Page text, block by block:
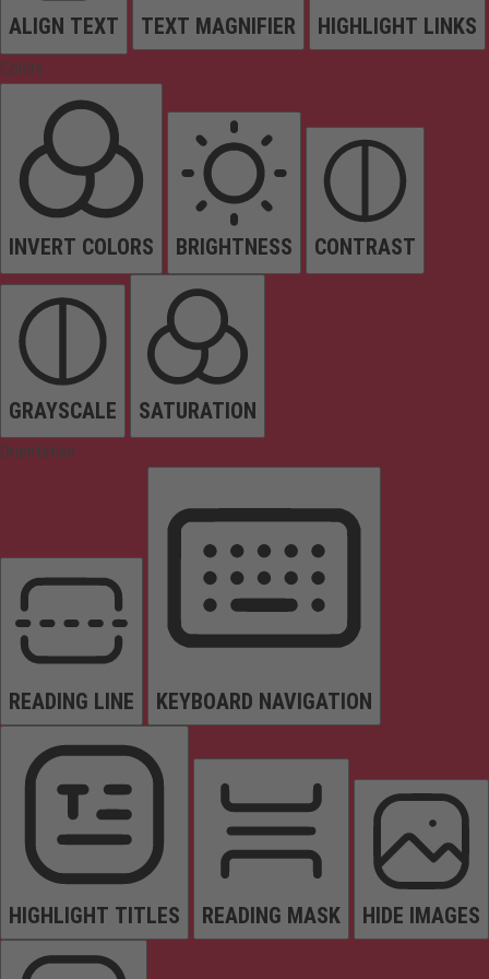
ALIGN TEXT TEXT MAGNIFIER HIGHLIGHT LINKS
Colors
INVERT COLORS BRIGHTNESS CONTRAST
GRAYSCALE SATURATION
Orientation
READING LINE KEYBOARD NAVIGATION
HIGHLIGHT TITLES READING MASK HIDE IMAGES